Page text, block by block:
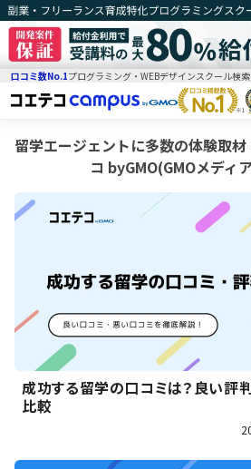
口コミ数No.1プログラミング・WEBデザインスクール検
留学エージェントに多数の体験取
コ byGMO(GMOメディ
成功する留学の口コミは？良い評
比較